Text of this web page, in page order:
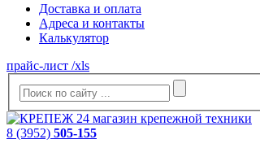
Доставка и оплата
Адреса и контакты
Калькулятор
прайс-лист /xls
8 (3952) 505-155